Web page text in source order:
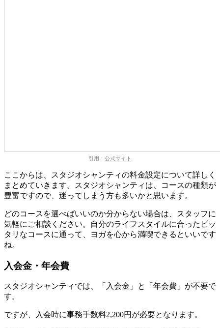
引用： 公式サイト
ここからは、スタジオシャンティの料金設定について詳しく
まとめていきます。スタジオシャンティは、コースの種類が
豊富ですので、迷ってしまう方も多いかと思います。
どのコースを選べばいいのか分からない場合は、スタッフに
気軽にご相談ください。自分のライフスタイルに合ったピッ
タリなコースに通って、ヨガを心から満喫できるといいです
ね。
入会金・年会費
スタジオシャンティでは、 「入会金」と「年会費」が不要で
す。
ですが、 入会時に事務手数料2,200円が必要となります。